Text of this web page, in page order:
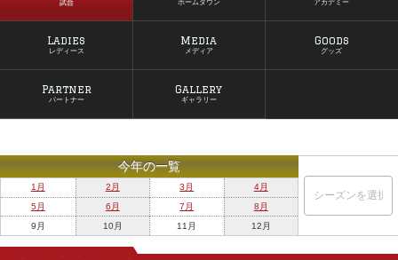
試合 ホームタウン アカデミー
Ladies
レディース
Media
メディア
Goods
グッズ
Partner
パートナー
Gallery
ギャラリー
今年の一覧
1月 2月 3月
4月
5月
6月 7月
8月
9月
10月 11月 12月